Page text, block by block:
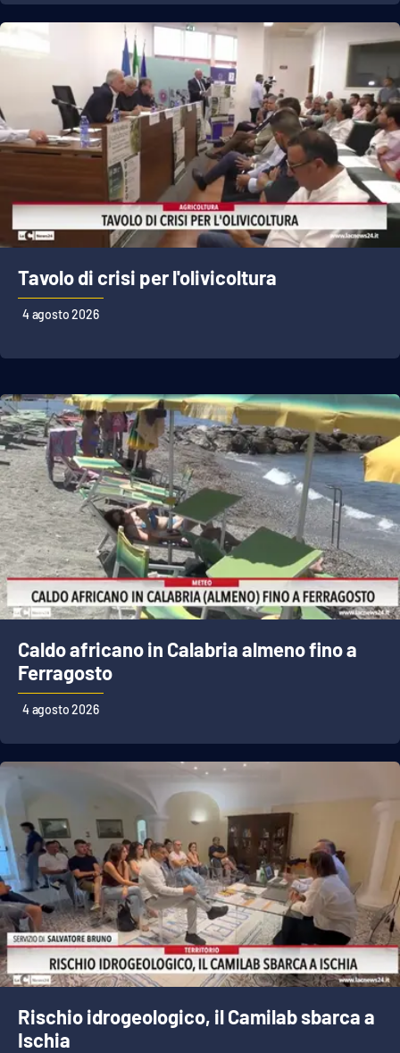
Apple
Tavolo di crisi per l'olivicoltura
4 agosto 2026
Caldo africano in Calabria almeno fino a
Ferragosto
4 agosto 2026
Rischio idrogeologico, il Camilab sbarca a
Ischia